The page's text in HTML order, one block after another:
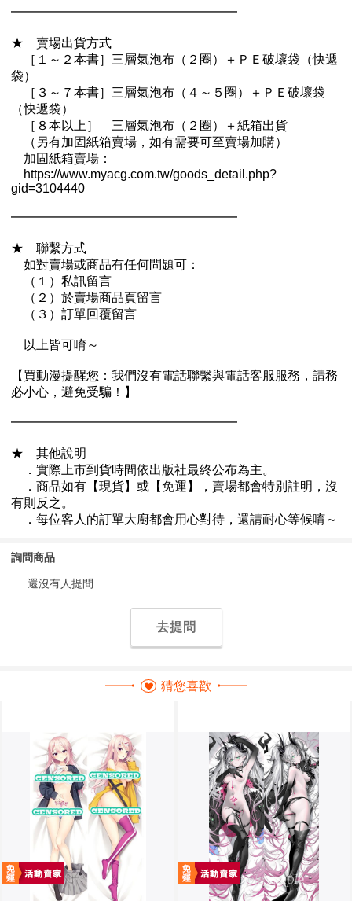
詢問商品
還沒有人提問
去提問
猜您喜歡